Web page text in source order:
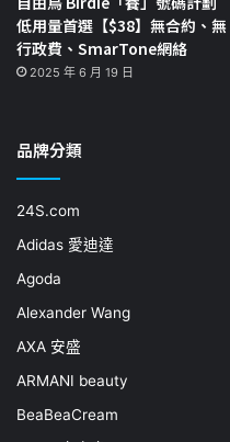
低用量首選【$38】無合約、無
行政費、SmarTone網絡
2025 年 6 月 19 日
品牌分類
24S.com
Adidas 愛迪達
Agoda
Alexander Wang
AXA 安盛
ARMANI beauty
BeaBeaCream